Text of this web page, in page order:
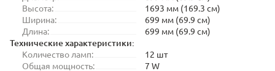
Высота:
1693 мм (169.3 см)
Ширина:
699 мм (69.9 см)
Длина:
699 мм (69.9 см)
Технические характеристики:
Количество ламп:
12 шт
Общая мощность:
7 W